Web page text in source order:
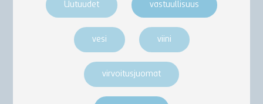
Uutuudet vastuullisuus
vesi viini
virvoitusjuomat